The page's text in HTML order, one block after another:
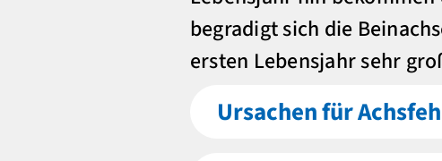
begradigt sich die
ersten Lebensjahr sehr
Ursachen für